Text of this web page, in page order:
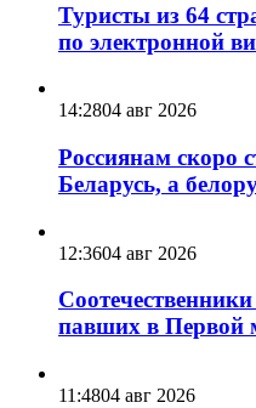
Туристы из 64
по электронной
14:2804 авг 2026
Россиянам скоро
Беларусь, а
12:3604 авг 2026
павших в Первой
11:4804 авг 2026